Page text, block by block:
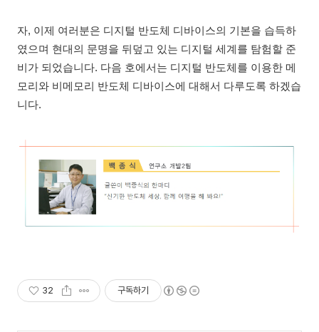
자, 이제 여러분은 디지털 반도체 디바이스의 기본을 습득하
였으며 현대의 문명을 뒤덮고 있는 디지털 세계를 탐험할 준
비가 되었습니다. 다음 호에서는 디지털 반도체를 이용한 메
모리와 비메모리 반도체 디바이스에 대해서 다루도록 하겠습
니다.
32 구독하기